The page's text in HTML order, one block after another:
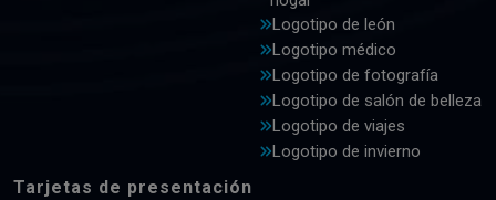
Logotipo de león
Logotipo médico
Logotipo de fotografía
Logotipo de salón de belleza
Logotipo de viajes
Logotipo de invierno
Tarjetas de presentación